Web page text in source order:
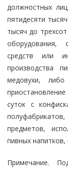
должностных
пятидесяти
тысяч до
оборудования,
средств или
производства
медовухи,
суток с
предметов,
пивных
Примечание.